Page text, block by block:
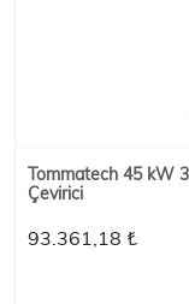
Tommatech 45 kW
Çevirici
93.361,18 ₺